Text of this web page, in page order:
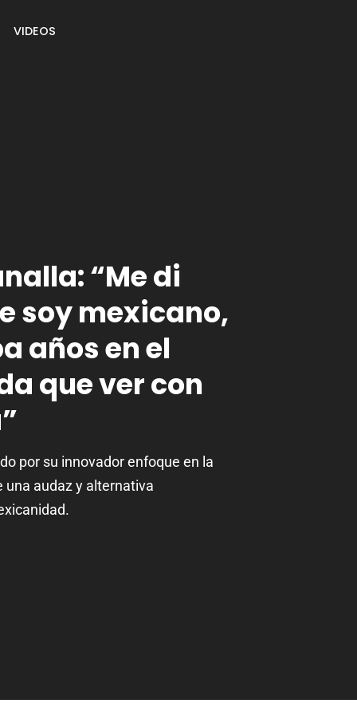
VIDEOS
“Me di
soy mexicano,
años en el
que ver con
por su innovador enfoque en la
una audaz y alternativa